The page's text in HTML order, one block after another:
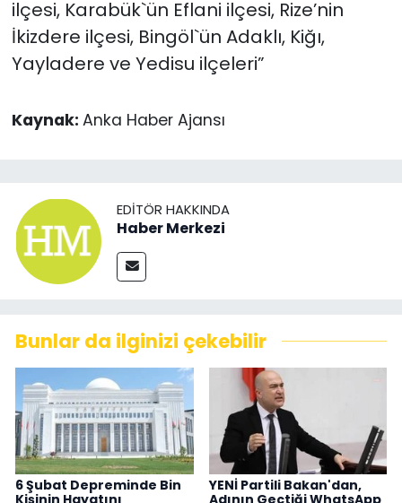
ilçesi, Karabük`ün Eflani ilçesi, Rize’nin
İkizdere ilçesi, Bingöl`ün Adaklı, Kiğı,
Yayladere ve Yedisu ilçeleri”
Kaynak: Anka Haber Ajansı
EDITÖR HAKKINDA
Haber Merkezi
Bunlar da ilginizi çekebilir
6 Şubat Depreminde Bin
Kişinin Hayatını
YENİ Partili Bakan'dan,
Adının Geçtiği WhatsApp